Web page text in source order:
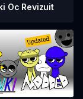
Oc Revizuit